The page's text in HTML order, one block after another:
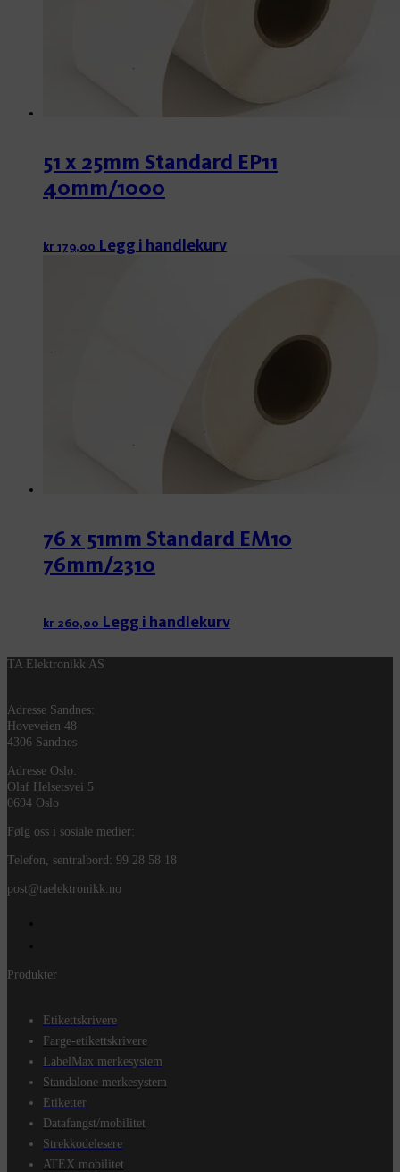
51 x 25mm Standard EP11
40mm/1000
kr179,00 Legg i handlekurv
76 x 51mm Standard EM10
76mm/2310
kr 260,00 Legg i handlekurv
TA Elektronikk AS
Adresse Sandnes:
Hoveveien 48
4306 Sandnes
Adresse Oslo:
Olaf Helsetsvei 5
0694 Oslo
Følg oss i sosiale medier:
Telefon, sentralbord: 99 28 58 18
post@taelektronikk.no
Produkter
Etikettskrivere
Farge-etikettskrivere
LabelMax merkesystem
Standalone merkesystem
Etiketter
Datafangst/mobilitet
Strekkodelesere
ATEX mobilitet